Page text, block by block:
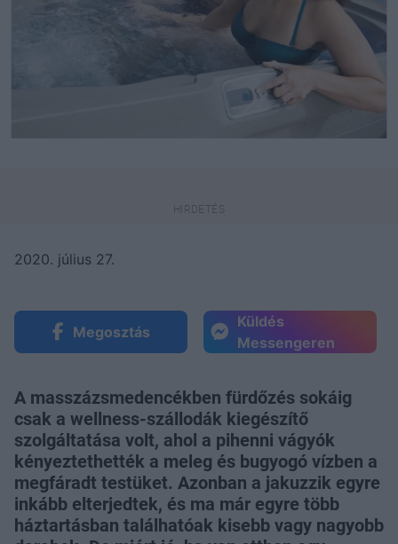
2020. július 27.
Megosztás
Küldés
Messengeren
A masszázsmedencékben fürdőzés sokáig
csak a wellness-szállodák kiegészítő
szolgáltatása volt, ahol a pihenni vágyók
kényeztethették a meleg és bugyogó vízben a
megfáradt testüket. Azonban a jakuzzik egyre
inkább elterjedtek, és ma már egyre több
háztartásban találhatóak kisebb vagy nagyobb